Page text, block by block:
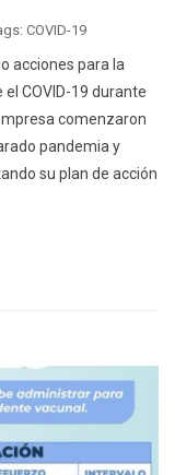
COVID-19
acciones para la
COVID-19 durante
comenzaron
pandemia y
su plan de acción